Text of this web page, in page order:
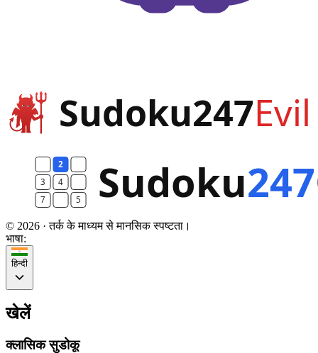
© 2026 · तर्क के माध्यम से मानसिक स्पष्टता।
भाषा:
हिन्दी
खेलें
क्लासिक सुडोकू